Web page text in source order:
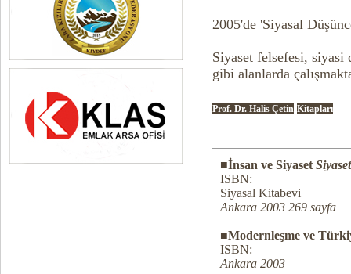
2005'de 'Siyasal
Siyaset felsefesi,
gibi alanlarda
Prof. Dr. Halis Çetin Kitapları
■İnsan ve Siyaset
ISBN:
Siyasal Kitabevi
Ankara 2003 269 sayfa
■Modernleşme ve
ISBN:
Ankara 2003